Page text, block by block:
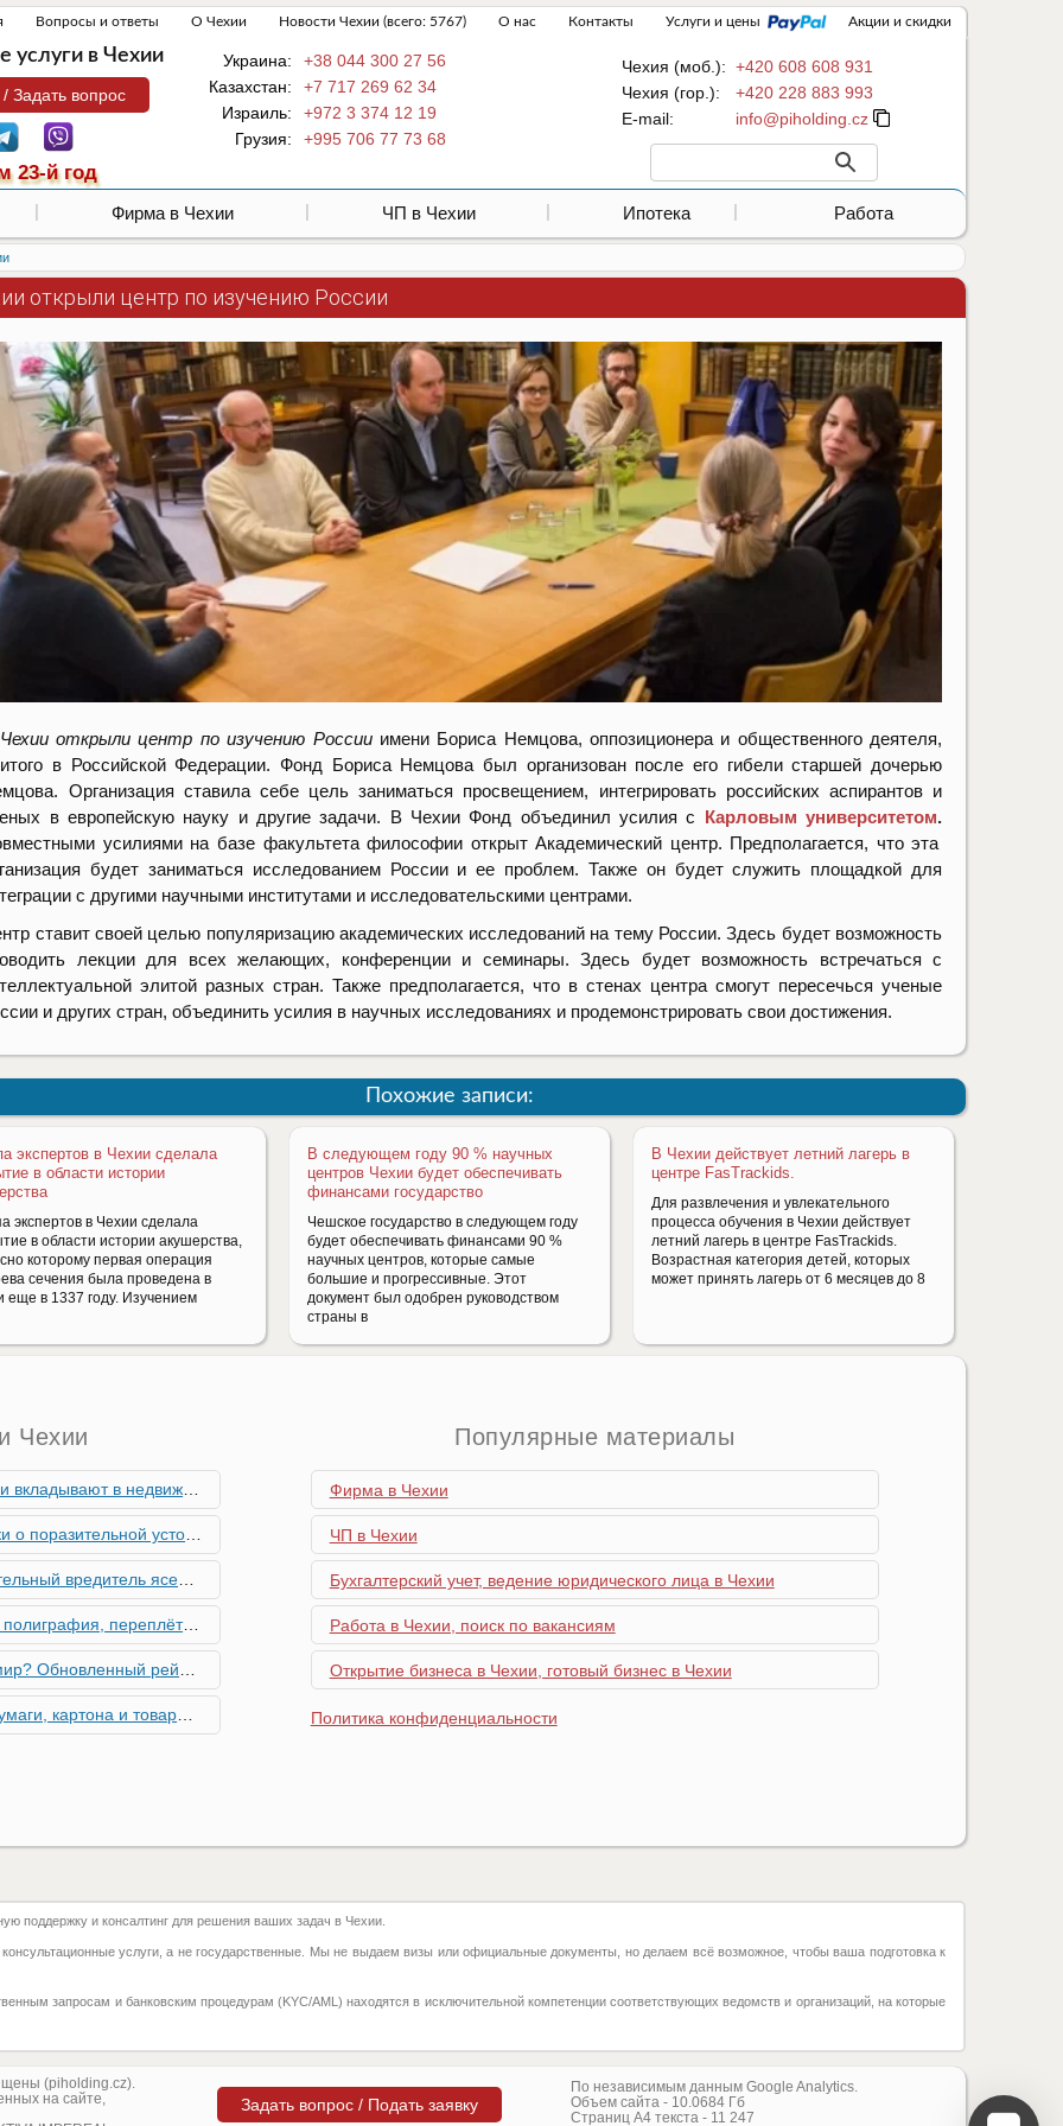
Вопросы и ответы О Чехии Новости Чехии (всего: 5767) О нас Контакты Услуги и цены Акции и скидки
Задать вопрос
23-й год
услуги в Чехии Чехия (моб.): +420 608 608 931
Чехия (гор.):
+420 228 883 993
Е-mail:
Украина:
+38 044 300 27 56
Казахстан:
+7 717 269 62 34
Израиль:
+972 3 374 12 19
Грузия:
+995 706 77 73 68
Фирма в Чехии ЧП в Чехии Ипотека Работа
открыли центр по изучению России
открыли центр по изучению Россииимени Бориса Немцова, оппозиционера и общественного деятеля,
в Российской Федерации. Фонд Бориса Немцова был организован после его гибели старшей дочерью
Организация ставила себе цель заниматься просвещением, интегрировать российских аспирантов и
в европейскую науку и другие задачи. В Чехии Фонд объединил усилия с
Карловым университетом.
усилиями на базе факультета философии открыт Академический центр. Предполагается, что эта
будет заниматься исследованием России и ее проблем. Также он будет служить площадкой для
с другими научными институтами и исследовательскими центрами.
ставит своей целью популяризацию академических исследований на тему России. Здесь будет возможность
лекции для всех желающих, конференции и семинары. Здесь будет возможность встречаться с
элитой разных стран. Также предполагается, что в стенах центра смогут пересечься ученые
и других стран, объединить усилия в научных исследованиях и продемонстрировать свои достижения.
Похожие записи:
экспертов в Чехии сделала
в области истории
экспертов в Чехии сделала
в области истории акушерства,
которому первая операция
сечения была проведена в
еще в 1337 году. Изучением
В следующем году 90 % научных
центров Чехии будет обеспечивать
финансами государство
Чешское государство в следующем году
будет обеспечивать финансами 90 %
научных центров, которые самые
большие и прогрессивные. Этот
документ был одобрен руководством
страны в
В Чехии действует летний лагерь в
центре FasTrackids.
Для развлечения и увлекательного
процесса обучения в Чехии действует
летний лагерь в центре FasTrackids.
Возрастная категория детей, которых
может принять лагерь от 6 месяцев до 8
Чехии
и почему меняются их предпочтения?
устойчивости экономики Чехии
к Чехии, необходима бдительность граждан
работы в Чехии - простая лицензия №14
глобальной мобильности 2026 года
материалов в Чехии - простая лицензия №13
миллионы туристов?
крупной суммой денег нашла своего владельца
диким животным – как помочь?
Популярные материалы
Фирма в Чехии
ЧП в Чехии
Бухгалтерский учет, ведение юридического лица в Чехии
Работа в Чехии, поиск по вакансиям
Открытие бизнеса в Чехии, готовый бизнес в Чехии
Политика конфиденциальности
поддержку и консалтинг для решения ваших задач в Чехии.
услуги, а не государственные. Мы не выдаем визы или официальные документы, но делаем всё возможное, чтобы ваша подготовка к
запросам и банковским процедурам (KYC/AML) находятся в исключительной компетенции соответствующих ведомств и организаций, на которые
(piholding.cz).
на сайте,
Задать вопрос / Подать заявку
По независимым данным Google Analytics.
Объем сайта - 10.0684 Гб
Страниц А4 текста - 11 247